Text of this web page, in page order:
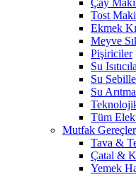
Çay
Tost
Ekmek
Meyve
Pişiriciler
Su
Su
Su
Tüm
Mutfak
Tava &
Çatal &
Yemek